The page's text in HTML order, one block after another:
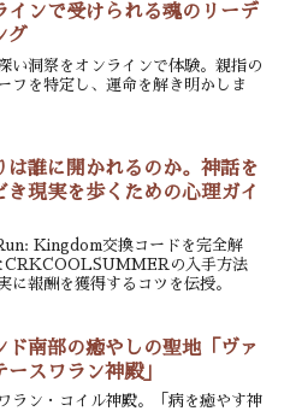
インで受けられる魂のリーデ
グ
い洞察をオンラインで体験。親指の
フを特定し、運命を解き明かしま
は誰に開かれるのか。神話を
き現実を歩くための心理ガイ
Kingdom交換コードを完全解
の入手方法
に報酬を獲得するコツを伝授。
ド南部の癒やしの聖地「ヴァ
ースワラン神殿」
ラン・コイル神殿。「病を癒やす神